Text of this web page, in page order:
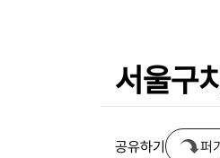
서울구
공유하기 퍼